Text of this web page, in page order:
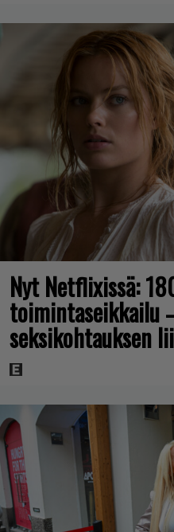
Nyt Netflixissä:
toimintaseikkailu
seksikohtauksen